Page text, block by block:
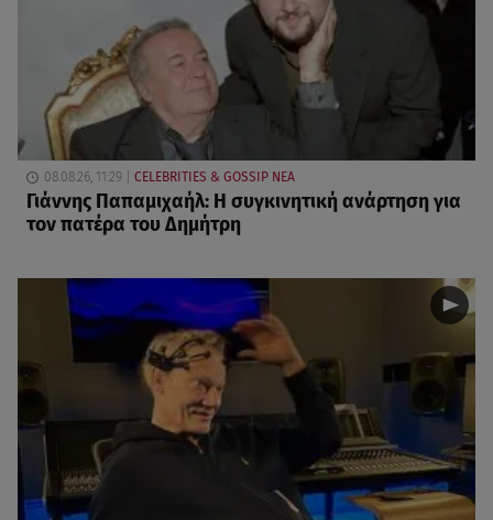
08.08.26, 11:29 CELEBRITIES & GOSSIP ΝΕΑ
Γιάννης Παπαμιχαήλ: Η συγκινητική ανάρτηση για
τον πατέρα του Δημήτρη